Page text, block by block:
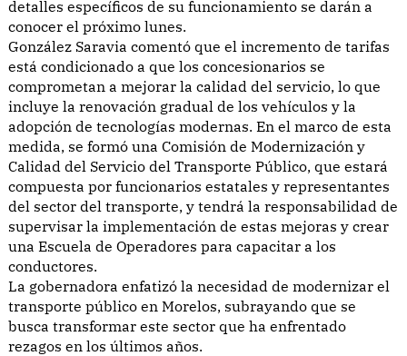
detalles específicos de su funcionamiento se darán a
conocer el próximo lunes.
González Saravia comentó que el incremento de tarifas
está condicionado a que los concesionarios se
comprometan a mejorar la calidad del servicio, lo que
incluye la renovación gradual de los vehículos y la
adopción de tecnologías modernas. En el marco de esta
medida, se formó una Comisión de Modernización y
Calidad del Servicio del Transporte Público, que estará
compuesta por funcionarios estatales y representantes
del sector del transporte, y tendrá la responsabilidad de
supervisar la implementación de estas mejoras y crear
una Escuela de Operadores para capacitar a los
conductores.
La gobernadora enfatizó la necesidad de modernizar el
transporte público en Morelos, subrayando que se
busca transformar este sector que ha enfrentado
rezagos en los últimos años.